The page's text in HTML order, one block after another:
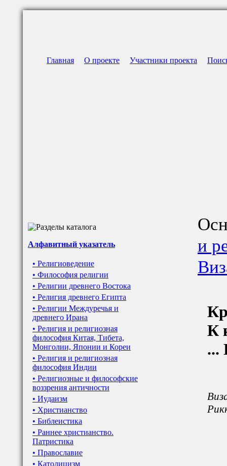
Главная О проекте Участники проекта
Алфавитный указатель
• Религиоведение
• Философия религии
• Религии древнего Востока
• Религия древнего Египта
• Религии Междуречья и
древнего Ирана
• Религия и религиозная
философия Китая, Тибета,
Монголии, Японии и Кореи
• Религия и религиозная
философия Индии
• Религиозные и философские
воззрения античности
• Иудаизм
• Христианство
• Библеистика
• Раннее христианство.
Патристика
• Православие
• Католицизм
и
К
...